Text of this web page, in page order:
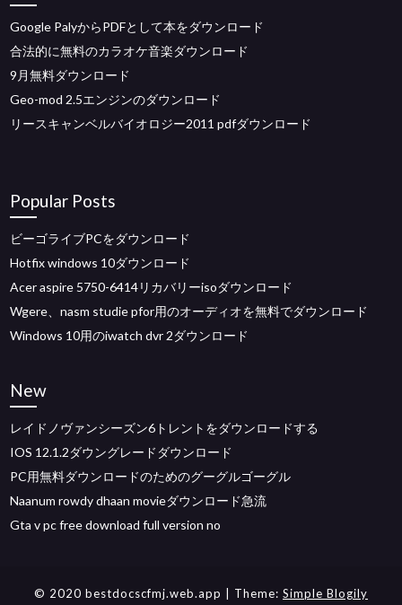
Google PalyからPDFとして本をダウンロード
合法的に無料のカラオケ音楽ダウンロード
9月無料ダウンロード
Geo-mod 2.5エンジンのダウンロード
リースキャンベルバイオロジー2011 pdfダウンロード
Popular Posts
ビーゴライブPCをダウンロード
Hotfix windows 10ダウンロード
Acer aspire 5750-6414リカバリーisoダウンロード
Wgere、nasm studie pfor用のオーディオを無料でダウンロード
Windows 10用のiwatch dvr 2ダウンロード
New
レイドノヴァンシーズン6トレントをダウンロードする
IOS 12.1.2ダウングレードダウンロード
PC用無料ダウンロードのためのグーグルゴーグル
Naanum rowdy dhaan movieダウンロード急流
Gta v pc free download full version no
© 2020 bestdocscfmj.web.app | Theme: Simple Blogily